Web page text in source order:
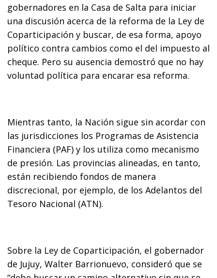
gobernadores en la Casa de Salta para iniciar
una discusión acerca de la reforma de la Ley de
Coparticipación y buscar, de esa forma, apoyo
político contra cambios como el del impuesto al
cheque. Pero su ausencia demostró que no hay
voluntad política para encarar esa reforma.
Mientras tanto, la Nación sigue sin acordar con
las jurisdicciones los Programas de Asistencia
Financiera (PAF) y los utiliza como mecanismo
de presión. Las provincias alineadas, en tanto,
están recibiendo fondos de manera
discrecional, por ejemplo, de los Adelantos del
Tesoro Nacional (ATN).
Sobre la Ley de Coparticipación, el gobernador
de Jujuy, Walter Barrionuevo, consideró que se